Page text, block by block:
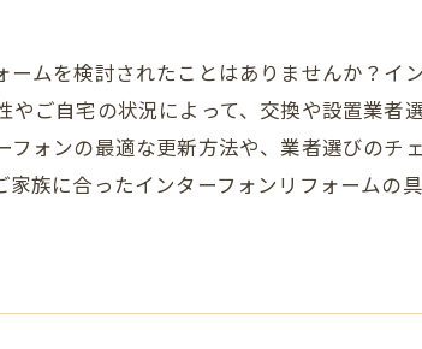
ムを検討されたことはありませんか？イ
ご自宅の状況によって、交換や設置業者
ォンの最適な更新方法や、業者選びのチ
族に合ったインターフォンリフォームの